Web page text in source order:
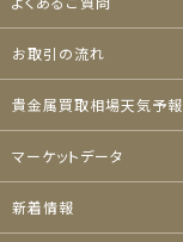
お取引の流れ
貴金属買取相場天気予報
マーケットデータ
新着情報